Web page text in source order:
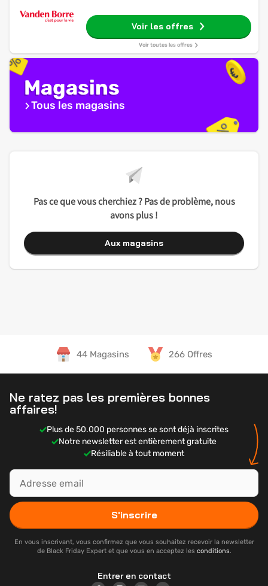
Voir les offres
Voir toutes les offres
Magasins
Tous les magasins
Pas ce que vous cherchiez ? Pas de problème, nous
avons plus !
Aux magasins
44 Magasins 266 Offres
Ne ratez pas les premières bonnes
affaires!
Plus de 50.000 personnes se sont déjà inscrites
Notre newsletter est entièrement gratuite
Résiliable à tout moment
S'inscrire
En vous inscrivant, vous confirmez que vous souhaitez recevoir la newsletter
de Black Friday Expert et que vous en acceptez les conditions.
Entrer en contact